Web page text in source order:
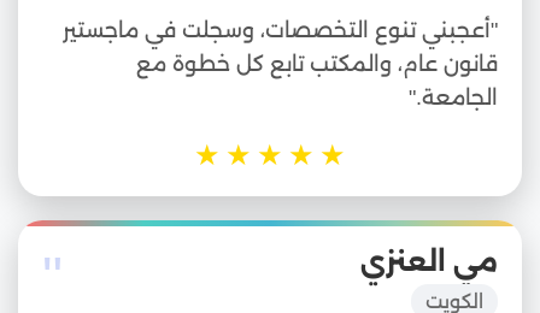
"أعجبني تنوع التخصصات، وسجلت في ماجستير
قانون عام، والمكتب تابع كل خطوة مع
الجامعة."
★
★
★
★
★
" مي العنزي
الكويت